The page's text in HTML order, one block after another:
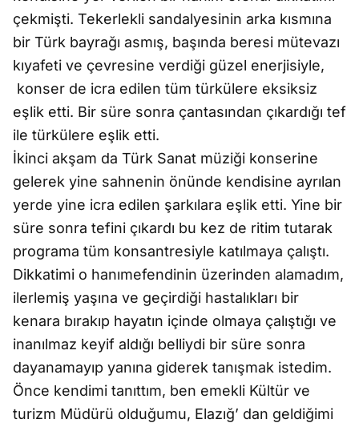
çekmişti. Tekerlekli sandalyesinin arka kısmına
bir Türk bayrağı asmış, başında beresi mütevazı
kıyafeti ve çevresine verdiği güzel enerjisiyle,
konser de icra edilen tüm türkülere eksiksiz
eşlik etti. Bir süre sonra çantasından çıkardığı tef
ile türkülere eşlik etti.
İkinci akşam da Türk Sanat müziği konserine
gelerek yine sahnenin önünde kendisine ayrılan
yerde yine icra edilen şarkılara eşlik etti. Yine bir
süre sonra tefini çıkardı bu kez de ritim tutarak
programa tüm konsantresiyle katılmaya çalıştı.
Dikkatimi o hanımefendinin üzerinden alamadım,
ilerlemiş yaşına ve geçirdiği hastalıkları bir
kenara bırakıp hayatın içinde olmaya çalıştığı ve
inanılmaz keyif aldığı belliydi bir süre sonra
dayanamayıp yanına giderek tanışmak istedim.
Önce kendimi tanıttım, ben emekli Kültür ve
turizm Müdürü olduğumu, Elazığ’ dan geldiğimi